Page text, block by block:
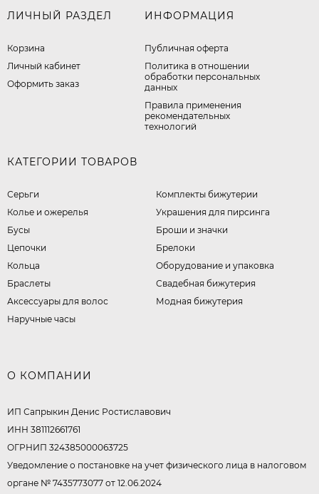
ЛИЧНЫЙ РАЗДЕЛ
Корзина
Личный кабинет
Оформить заказ
ИНФОРМАЦИЯ
Публичная оферта
​Политика в отношении
обработки персональных
данных
Правила применения
рекомендательных
технологий
КАТЕГОРИИ ТОВАРОВ
Серьги
Колье и ожерелья
Бусы
Цепочки
Кольца
Браслеты
Аксессуары для волос
Наручные часы
Комплекты бижутерии
Украшения для пирсинга
Броши и значки
Брелоки
Оборудование и упаковка
Свадебная бижутерия
Модная бижутерия
О КОМПАНИИ
ИП Сапрыкин Денис Ростиславович
ИНН 381112661761
ОГРНИП 324385000063725
Уведомление о постановке на учет физического лица в налоговом
органе № 7435773077 от 12.06.2024